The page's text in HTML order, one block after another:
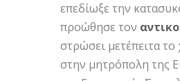
επεδίωξε την
προώθησε τον
στρώσει μετέπειτα
στην μητρόπολη της